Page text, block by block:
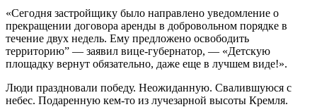
«Сегодня застройщику было направлено уведомление о
прекращении договора аренды в добровольном порядке в
течение двух недель. Ему предложено освободить
территорию” — заявил вице-губернатор, — «Детскую
площадку вернут обязательно, даже еще в лучшем виде!».
Люди праздновали победу. Неожиданную. Свалившуюся с
небес. Подаренную кем-то из лучезарной высоты Кремля.